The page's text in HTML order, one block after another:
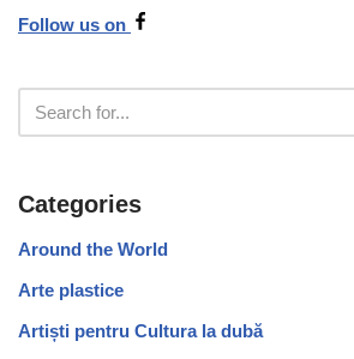
Follow us on
Categories
Around the World
Arte plastice
Artiști pentru Cultura la dubă